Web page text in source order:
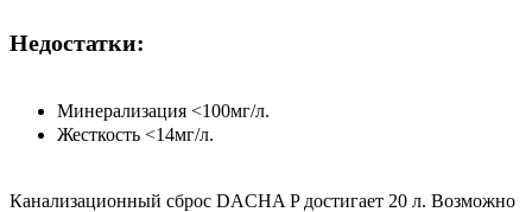
Недостатки:
Минерализация <100мг/л.
Жесткость <14мг/л.
Канализационный сброс DACHA P достигает 20 л. Возможно